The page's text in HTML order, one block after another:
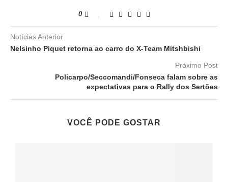
0
Notícias Anterior
Nelsinho Piquet retorna ao carro do X-Team Mitshbishi
Próximo Post
Policarpo/Seccomandi/Fonseca falam sobre as
expectativas para o Rally dos Sertões
VOCÊ PODE GOSTAR